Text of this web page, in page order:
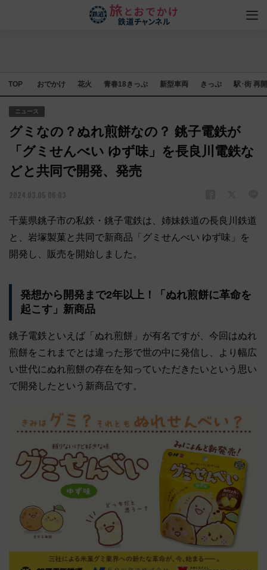
TOP おでかけ 花火 青春18きっぷ 新型車両 きっぷ 駅･街 再
ニュース
グミなの？ぬれ煎餅なの？ 銚子電鉄が
「グミせんべい ゆず味」を長良川電鉄な
どと共同で開発、発売
2024.03.05 06:03
千葉県銚子市の私鉄・銚子電鉄は、姉妹鉄道の長良川鉄道
と、岩塚製菓と共同で新商品「グミせんべい ゆず味」を
開発し、販売を開始しました。
発想から開発まで2年以上！「ぬれ煎餅に革命を
起こす」新商品
銚子電鉄といえば「ぬれ煎餅」が有名ですが、今回はぬれ
煎餅をこれまでとは違った形で世の中に発信し、より幅広
い世代にぬれ煎餅の存在を知っていただきたいという思い
で開発したという新商品です。